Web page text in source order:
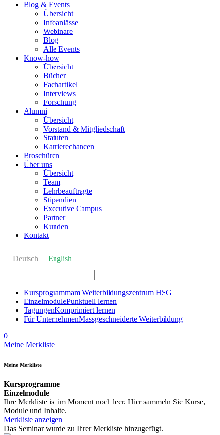
Blog & Events
Übersicht
Infoanlässe
Webinare
Blog
Alle Events
Know-how
Übersicht
Bücher
Fachartikel
Interviews
Forschung
Alumni
Übersicht
Vorstand & Mitgliedschaft
Statuten
Karrierechancen
Broschüren
Über uns
Übersicht
Team
Lehrbeauftragte
Stipendien
Executive Campus
Partner
Kunden
Kontakt
Deutsch English
Kursprogrammam Weiterbildungszentrum HSG
EinzelmodulePunktuell lernen
TagungenKomprimiert lernen
Für UnternehmenMassgeschneiderte Weiterbildung
0
Meine Merkliste
Meine Merkliste
Kursprogramme
Einzelmodule
Ihre Merkliste ist im Moment noch leer. Hier sammeln Sie Kurse,
Module und Inhalte.
Merkliste anzeigen
Das Seminar wurde zu Ihrer Merkliste hinzugefügt.